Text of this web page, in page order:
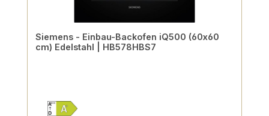
Siemens - Einbau-Backofen iQ500 (60x60
cm) Edelstahl | HB578HBS7